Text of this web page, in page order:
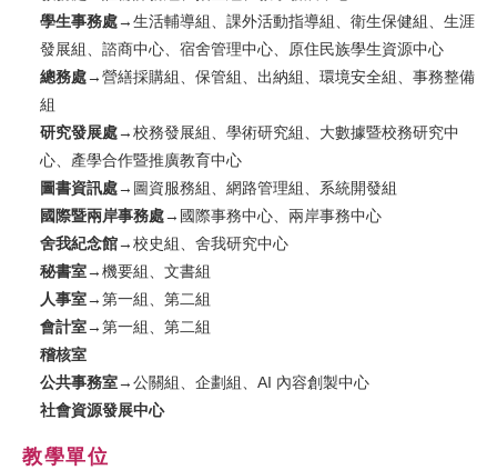
校友
媒體
學生事務處→生活輔導組、課外活動指導組、衛生保健組、生涯
發展組、諮商中心、宿舍管理中心、原住民族學生資源中心
總務處→營繕採購組、保管組、出納組、環境安全組、事務整備
組
研究發展處→校務發展組、學術研究組、大數據暨校務研究中
心、產學合作暨推廣教育中心
圖書資訊處→圖資服務組、網路管理組、系統開發組
國際暨兩岸事務處→國際事務中心、兩岸事務中心
舍我紀念館→校史組、舍我研究中心
秘書室→機要組、文書組
人事室→第一組、第二組
會計室→第一組、第二組
稽核室
公共事務室→公關組、企劃組、AI 內容創製中心
社會資源發展中心
教學單位